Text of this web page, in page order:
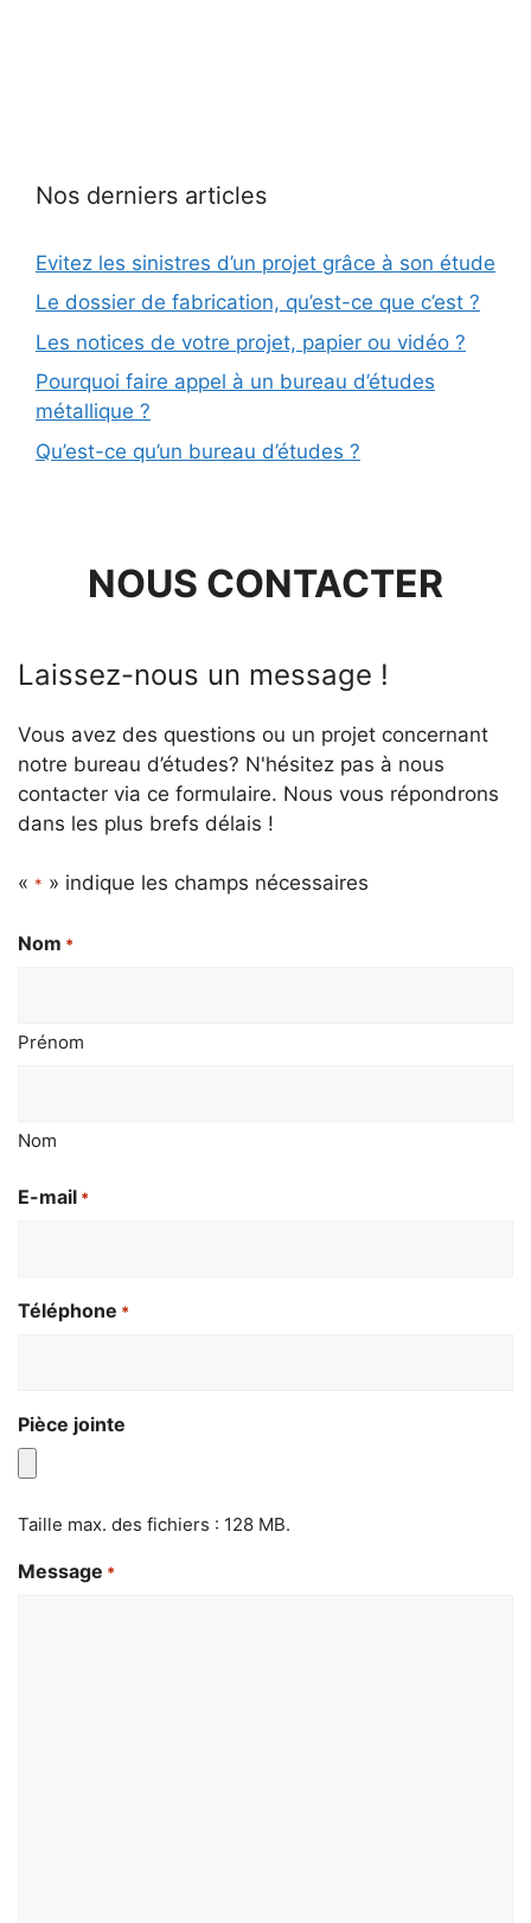
Nos derniers articles
Evitez les sinistres d’un projet grâce à son étude
Le dossier de fabrication, qu’est-ce que c’est ?
Les notices de votre projet, papier ou vidéo ?
Pourquoi faire appel à un bureau d’études
métallique ?
Qu’est-ce qu’un bureau d’études ?
NOUS CONTACTER
Laissez-nous un message !
Vous avez des questions ou un projet concernant
notre bureau d’études? N'hésitez pas à nous
contacter via ce formulaire. Nous vous répondrons
dans les plus brefs délais !
« * » indique les champs nécessaires
Nom *
Prénom
Nom
E-mail *
Téléphone *
Pièce jointe
Taille max. des fichiers : 128 MB.
Message *